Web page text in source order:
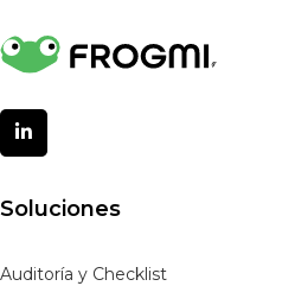
Soluciones
Auditoría y Checklist